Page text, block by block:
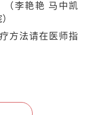
（ 李艳艳 马中凯
）
方法请在医师指